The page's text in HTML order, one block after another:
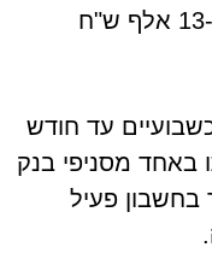
ואחרים יקבלו פיקדון אישי של כ-13 אלף ש"ח
עד חודש
באחד מסניפי בנק
בחשבון פעיל